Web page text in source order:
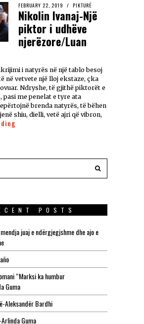
FEBRUARY 22, 2019 PIKTURË
Nikolin Ivanaj-Një
piktor i udhëve
njerëzore/Luan
i natyrës në një tablo besoj
në vetvete një lloj ekstaze, çka
Ndryshe, të gjithë piktorët e
pasi me penelat e tyre ata
brenda natyrës, të bëhen
shiu, dielli, vetë ajri që vibron,
POSTS
juaj e ndërgjegjshme dhe ajo e
“Marksi ka humbur
Guma
Aleksandër Bardhi
Guma